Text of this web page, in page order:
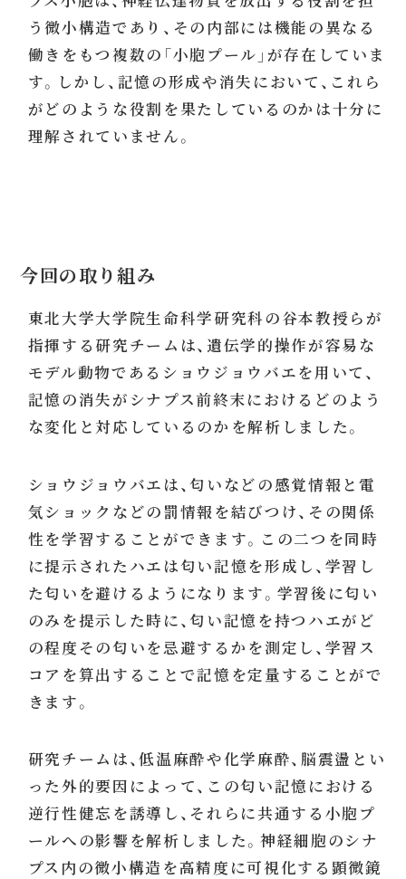
う微小構造であり、その内部には機能の異なる
働きをもつ複数の「小胞プール」が存在していま
す。しかし、記憶の形成や消失において、これら
がどのような役割を果たしているのかは十分に
理解されていません。
今回の取り組み
東北大学大学院生命科学研究科の谷本教授らが
指揮する研究チームは、遺伝学的操作が容易な
モデル動物であるショウジョウバエを用いて、
記憶の消失がシナプス前終末におけるどのよう
な変化と対応しているのかを解析しました。
ショウジョウバエは、匂いなどの感覚情報と電
気ショックなどの罰情報を結びつけ、その関係
性を学習することができます。この二つを同時
に提示されたハエは匂い記憶を形成し、学習し
た匂いを避けるようになります。学習後に匂い
のみを提示した時に、匂い記憶を持つハエがど
の程度その匂いを忌避するかを測定し、学習ス
コアを算出することで記憶を定量することがで
きます。
研究チームは、低温麻酔や化学麻酔、脳震盪とい
った外的要因によって、この匂い記憶における
逆行性健忘を誘導し、それらに共通する小胞プ
ールへの影響を解析しました。神経細胞のシナ
プス内の微小構造を高精度に可視化する顕微鏡